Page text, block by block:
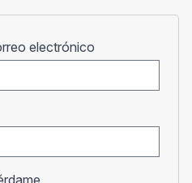
electrónico